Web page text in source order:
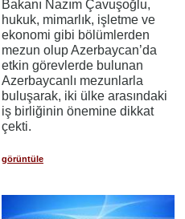
Bakanı Nazım Çavuşoğlu,
hukuk, mimarlık, işletme ve
ekonomi gibi bölümlerden
mezun olup Azerbaycan’da
etkin görevlerde bulunan
Azerbaycanlı mezunlarla
buluşarak, iki ülke arasındaki
iş birliğinin önemine dikkat
çekti.
görüntüle